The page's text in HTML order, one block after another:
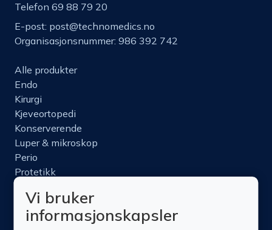
Telefon 69 88 79 20
E-post: post@technomedics.no
Organisasjonsnummer: 986 392 742
Alle produkter
Endo
Kirurgi
Kjeveortopedi
Konserverende
Luper & mikroskop
Perio
Protetikk
Nettbutikk
Vi bruker
informasjonskapsler